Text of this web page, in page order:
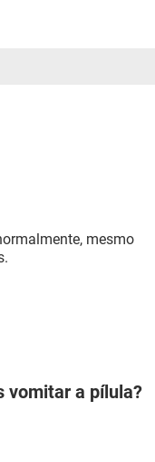
mesmo
vomitar a pílula?